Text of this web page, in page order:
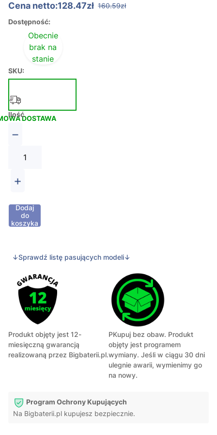
Cena netto:128.47zł 160.59zł
Dostępność:
Obecnie
brak na
stanie
SKU:
DOSTAWA
Ilość
−
+
Dodaj
do
koszyka
↓Sprawdź listę pasujących modeli↓
Produkt objęty jest 12-
miesięczną gwarancją
realizowaną przez Bigbaterii.pl.
PKupuj bez obaw. Produkt
objęty jest programem
wymiany. Jeśli w ciągu 30 dni
ulegnie awarii, wymienimy go
na nowy.
Program Ochrony Kupujących
Na Bigbaterii.pl kupujesz bezpiecznie.